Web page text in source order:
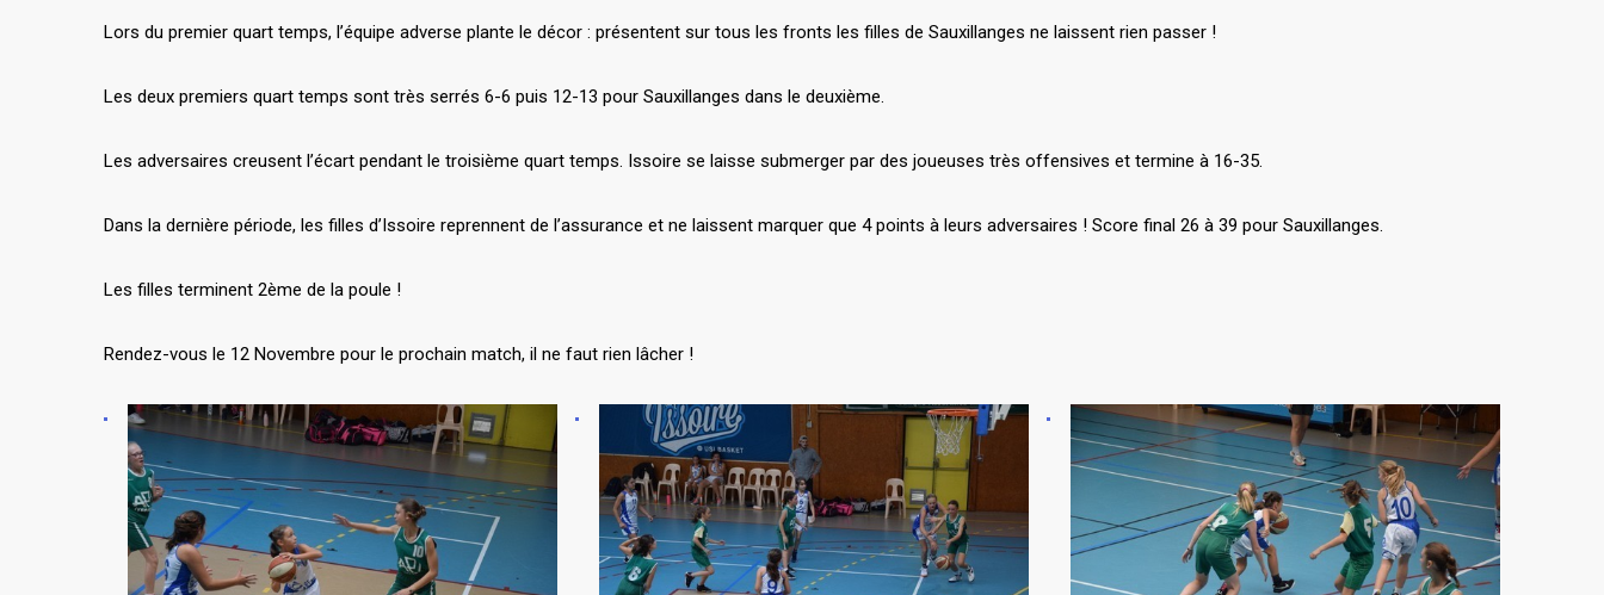
Lors du premier quart temps, l’équipe adverse plante le décor : présentent sur tous les fronts les filles de Sauxillanges ne laissent rien passer !
Les deux premiers quart temps sont très serrés 6-6 puis 12-13 pour Sauxillanges dans le deuxième.
Les adversaires creusent l’écart pendant le troisième quart temps. Issoire se laisse submerger par des joueuses très offensives et termine à 16-35.
Dans la dernière période, les filles d’Issoire reprennent de l’assurance et ne laissent marquer que 4 points à leurs adversaires ! Score final 26 à 39 pour Sauxillanges.
Les filles terminent 2ème de la poule !
Rendez-vous le 12 Novembre pour le prochain match, il ne faut rien lâcher !